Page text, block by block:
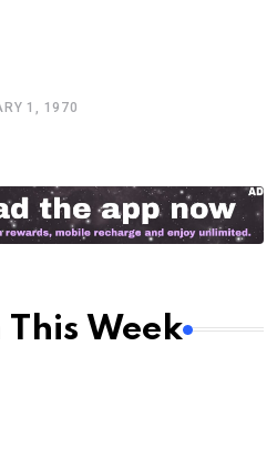
1, 1970
Week